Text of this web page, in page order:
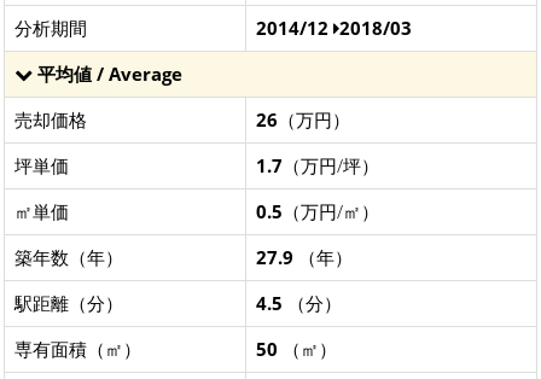
分析期間
2014/12 2018/03
平均値 / Average
売却価格
26 （万円）
坪単価
1.7 （万円/坪）
㎡単価
0.5 （万円/㎡）
築年数（年）
27.9 （年）
駅距離（分）
4.5 （分）
専有面積（㎡）
50 （㎡）